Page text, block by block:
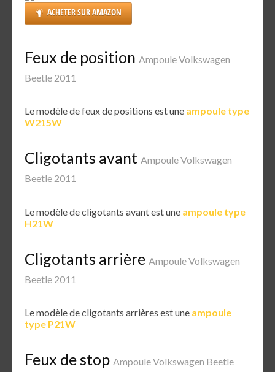
ACHETER SUR AMAZON
Feux de position Ampoule Volkswagen
Beetle 2011
Le modèle de feux de positions est une ampoule type
W215W
Cligotants avant Ampoule Volkswagen
Beetle 2011
Le modèle de cligotants avant est une ampoule type
H21W
Cligotants arrière Ampoule Volkswagen
Beetle 2011
Le modèle de cligotants arrières est une ampoule
type P21W
Feux de stop Ampoule Volkswagen Beetle